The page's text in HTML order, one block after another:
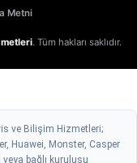
. Tüm hakları saklıdır.
Metni
ve Bilişim Hizmetleri;
Huawei, Monster, Casper
bağlı kuruluşu